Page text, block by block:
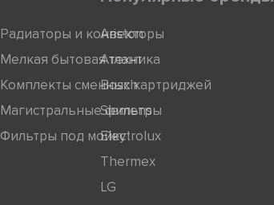
Радиаторы и конвекторы
Мелкая бытовая техника
Комплекты сменных картриджей
Магистральные фильтры
Фильтры под мойку
Ariston
Атлант
Bosch
Siemens
Electrolux
Thermex
LG